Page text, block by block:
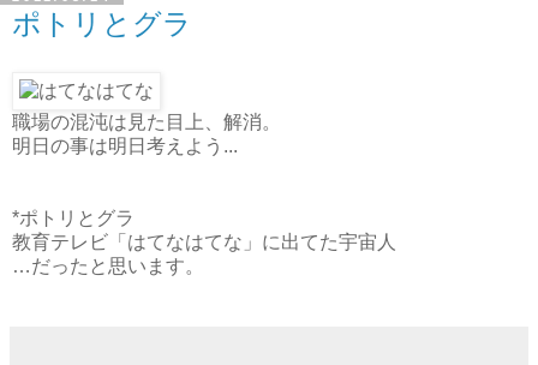
ポトリとグラ
職場の混沌は見た目上、解消。
明日の事は明日考えよう...
*ポトリとグラ
教育テレビ「はてなはてな」に出てた宇宙人
…だったと思います。